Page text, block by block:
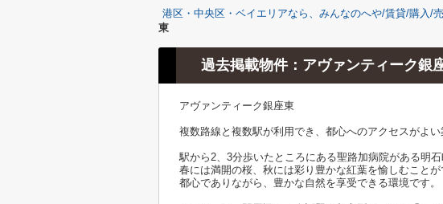
港区・中央区・ベイエリアなら、みんなのへや/賃貸/購入/
東
過去掲載物件：アヴァンティーク銀
アヴァンティーク銀座東
複数路線と複数駅が利用でき、都心へのアクセスがよい
駅から2、3分歩いたところにある聖路加病院がある明
春には満開の桜、秋には彩り豊かな紅葉を愉しむことが
都心でありながら、豊かな自然を享受できる環境です。